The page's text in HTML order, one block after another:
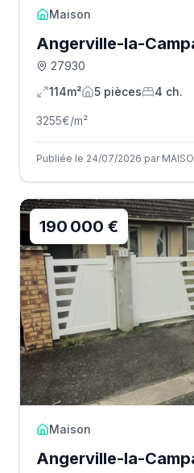
Maison
Angerville-la-
27930
114m²
5 pièces 4 ch.
3255€/m²
Publiée le 24/07/2026 par
190 000 €
Maison
Angerville-la-